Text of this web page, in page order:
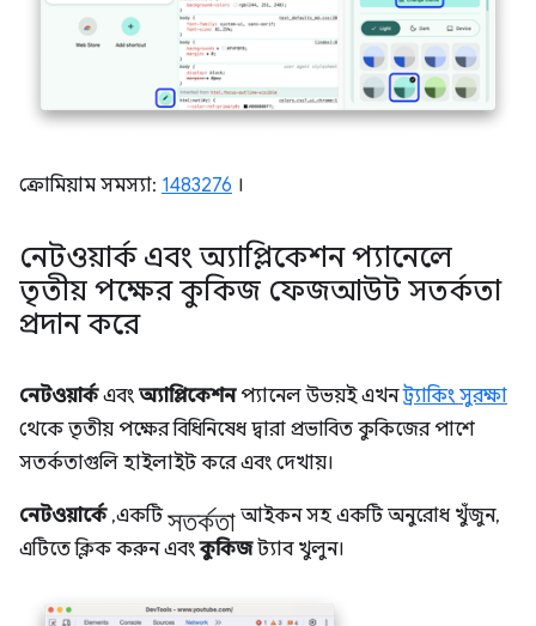
ক্রোমিয়াম সমস্যা: 1483276 ।
নেটওয়ার্ক এবং অ্যাপ্লিকেশন প্যানেলে
তৃতীয় পক্ষের কুকিজ ফেজআউট সতর্কতা
প্রদান করে
নেটওয়ার্কএবং অ্যাপ্লিকেশনপ্যানেল উভয়ই এখনট্র্যাকিং সুরক্ষা
থেকে তৃতীয় পক্ষের বিধিনিষেধ দ্বারা প্রভাবিত কুকিজের পাশে
সতর্কতাগুলি হাইলাইট করে এবং দেখায়।
নেটওয়ার্কে, একটিসতর্কতা আইকন সহ একটি অনুরোধ খুঁজুন,
এটিতে ক্লিক করুন এবংকুকিজট্যাব খুলুন।